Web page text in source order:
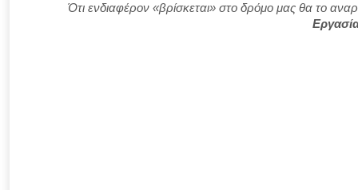
Ότι ενδιαφέρον «βρίσκεται» στο δρόμο μας θα το